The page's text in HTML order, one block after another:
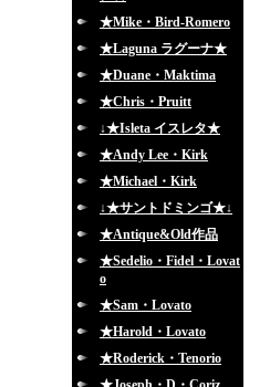
★Mike・Bird-Romero
★Laguna ラグーナ★
★Duane・Maktima
★Chris・Pruitt
↓★Isleta イスレタ★
★Andy Lee・Kirk
★Michael・Kirk
↓★サントドミンゴ★↓
★Antique&Old作品
★Sedelio・Fidel・Lovat
o
★Sam・Lovato
★Harold・Lovato
★Roderick・Tenorio